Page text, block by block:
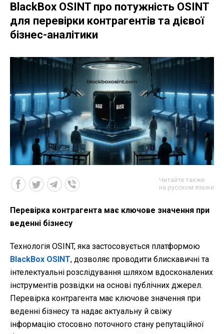
BlackBox OSINT про потужність OSINT
для перевірки контрагентів та дієвої
бізнес-аналітики
Читайте также
на русском языке
Перевірка контрагента має ключове значення при
веденні бізнесу
Технологія OSINT, яка застосовується платформою
BlackBox OSINT, дозволяє проводити блискавичні та
інтелектуальні розслідування шляхом вдосконалених
інструментів розвідки на основі публічних джерел.
Перевірка контрагента має ключове значення при
веденні бізнесу та надає актуальну й свіжу
інформацію стосовно поточного стану репутаційної